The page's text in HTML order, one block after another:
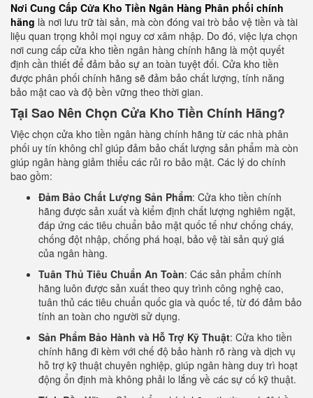
Nơi Cung Cấp Cửa Kho Tiền Ngân Hàng Phân phối chính
hãng là nơi lưu trữ tài sản, mà còn đóng vai trò bảo vệ tiền và tài
liệu quan trọng khỏi mọi nguy cơ xâm nhập. Do đó, việc lựa chọn
nơi cung cấp cửa kho tiền ngân hàng chính hãng là một quyết
định cần thiết để đảm bảo sự an toàn tuyệt đối. Cửa kho tiền
được phân phối chính hãng sẽ đảm bảo chất lượng, tính năng
bảo mật cao và độ bền vững theo thời gian.
Tại Sao Nên Chọn Cửa Kho Tiền Chính Hãng?
Việc chọn cửa kho tiền ngân hàng chính hãng từ các nhà phân
phối uy tín không chỉ giúp đảm bảo chất lượng sản phẩm mà còn
giúp ngân hàng giảm thiểu các rủi ro bảo mật. Các lý do chính
bao gồm:
Đảm Bảo Chất Lượng Sản Phẩm: Cửa kho tiền chính
hãng được sản xuất và kiểm định chất lượng nghiêm ngặt,
đáp ứng các tiêu chuẩn bảo mật quốc tế như chống cháy,
chống đột nhập, chống phá hoại, bảo vệ tài sản quý giá
của ngân hàng.
Tuân Thủ Tiêu Chuẩn An Toàn: Các sản phẩm chính
hãng luôn được sản xuất theo quy trình công nghệ cao,
tuân thủ các tiêu chuẩn quốc gia và quốc tế, từ đó đảm bảo
tính an toàn cho người sử dụng.
Sản Phẩm Bảo Hành và Hỗ Trợ Kỹ Thuật: Cửa kho tiền
chính hãng đi kèm với chế độ bảo hành rõ ràng và dịch vụ
hỗ trợ kỹ thuật chuyên nghiệp, giúp ngân hàng duy trì hoạt
động ổn định mà không phải lo lắng về các sự cố kỹ thuật.